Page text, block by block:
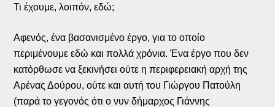
Τι έχουμε, λοιπόν, εδώ;
Αφενός, ένα βασανισμένο έργο, για το οποίο
περιμένουμε εδώ και πολλά χρόνια. Ένα έργο που δεν
κατόρθωσε να ξεκινήσει ούτε η περιφερειακή αρχή της
Αρένας Δούρου, ούτε και αυτή του Γιώργου Πατούλη
(παρά το γεγονός ότι ο νυν δήμαρχος Γιάννης